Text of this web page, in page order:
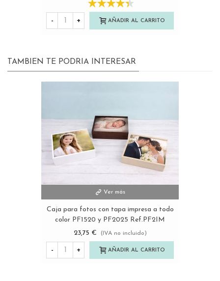
- + AÑADIR AL CARRITO
TAMBIEN TE PODRIA INTERESAR
Ver más
Caja para fotos con tapa impresa a todo
color PF1520 y PF2025 Ref.PF2IM
23,75 €
(IVA no incluido)
- + AÑADIR AL CARRITO